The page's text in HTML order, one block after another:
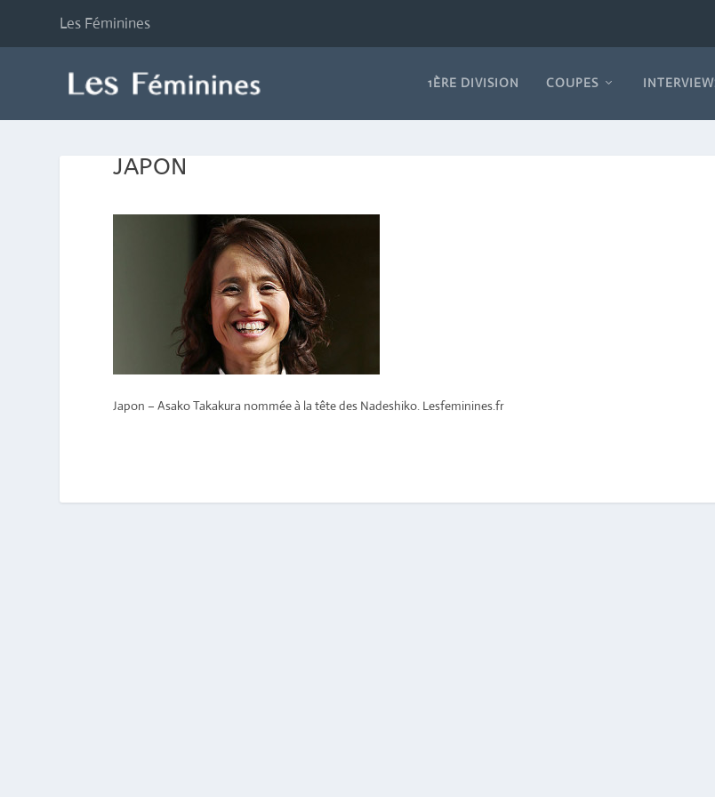
Les Féminines
1ÈRE DIVISION COUPES
JAPON
Japon – Asako Takakura nommée à la tête des Nadeshiko. Lesfeminines.fr